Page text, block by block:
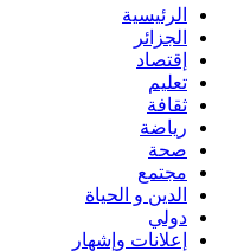
الرئيسية
الجزائر
إقتصاد
تعليم
ثقافة
رياضة
صحة
مجتمع
الدين و الحياة
دولي
إعلانات وإشهار